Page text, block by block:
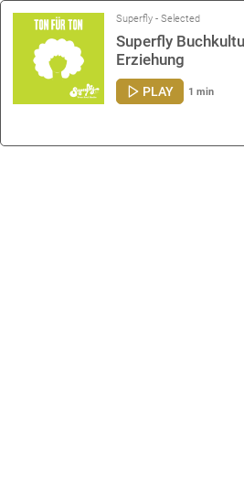
Superfly - Selected
Superfly
Erziehung
PLAY 1 min